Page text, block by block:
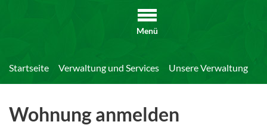
Menü
Startseite Verwaltung und Services Unsere Verwaltung
Wohnung anmelden